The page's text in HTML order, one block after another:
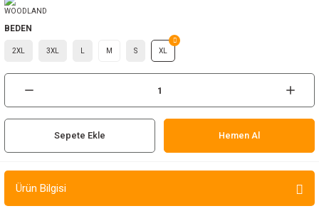
BEDEN
2XL 3XL L M S XL
Sepete Ekle Hemen Al
Ürün Bilgisi